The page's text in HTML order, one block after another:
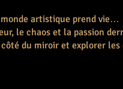
artistique prend vie…
le chaos et la passion
du miroir et explorer